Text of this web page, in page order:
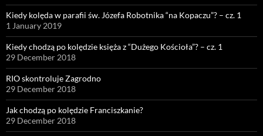
Kiedy kolęda w parafii św. Józefa Robotnika “na Kopaczu”? – cz. 1
1 January 2019
Kiedy chodzą po kolędzie księża z “Dużego Kościoła”? – cz. 1
29 December 2018
RIO skontroluje Zagrodno
29 December 2018
Jak chodzą po kolędzie Franciszkanie?
29 December 2018